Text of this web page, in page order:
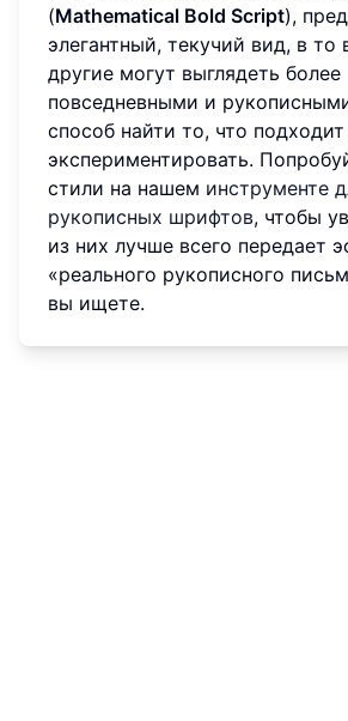
(Mathematical Bold Script),
элегантный, текучий вид, в то
другие могут выглядеть более
повседневными и
способ найти то, что
экспериментировать.
стили на нашем инструменте
рукописных шрифтов, чтобы
из них лучше всего передает
«реального рукописного
вы ищете.